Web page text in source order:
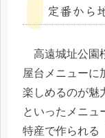
定番から
高遠城址公園
屋台メニューに
楽しめるのが魅
といったメニュ
特産で作られる